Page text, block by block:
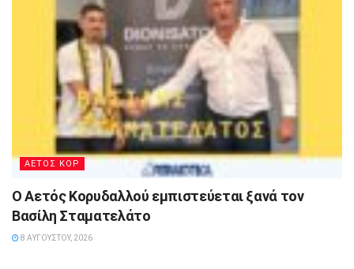
ΑΕΤΟΣ ΚΟΡ
Ο Αετός Κορυδαλλού εμπιστεύεται ξανά τον
Βασίλη Σταματελάτο
8 ΑΥΓΟΎΣΤΟΥ, 2026